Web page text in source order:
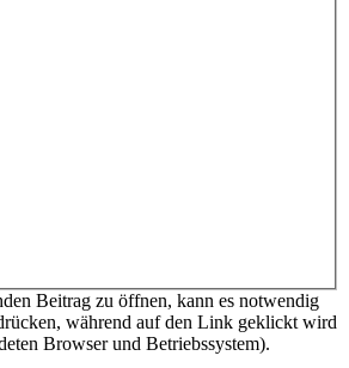
Beitrag zu öffnen, kann es notwendig
während auf den Link geklickt wird
Browser und Betriebssystem).